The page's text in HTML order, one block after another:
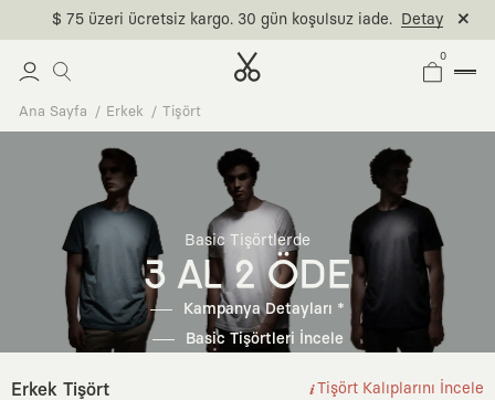
$ 75 üzeri ücretsiz kargo. 30 gün koşulsuz iade. Detay
0
Ana Sayfa Erkek Tişört
Basic Tişörtlerde
3 AL 2 ÖDE
Kampanya Detayları *
Basic Tişörtleri İncele
Erkek Tişört Tişört Kalıplarını İncele